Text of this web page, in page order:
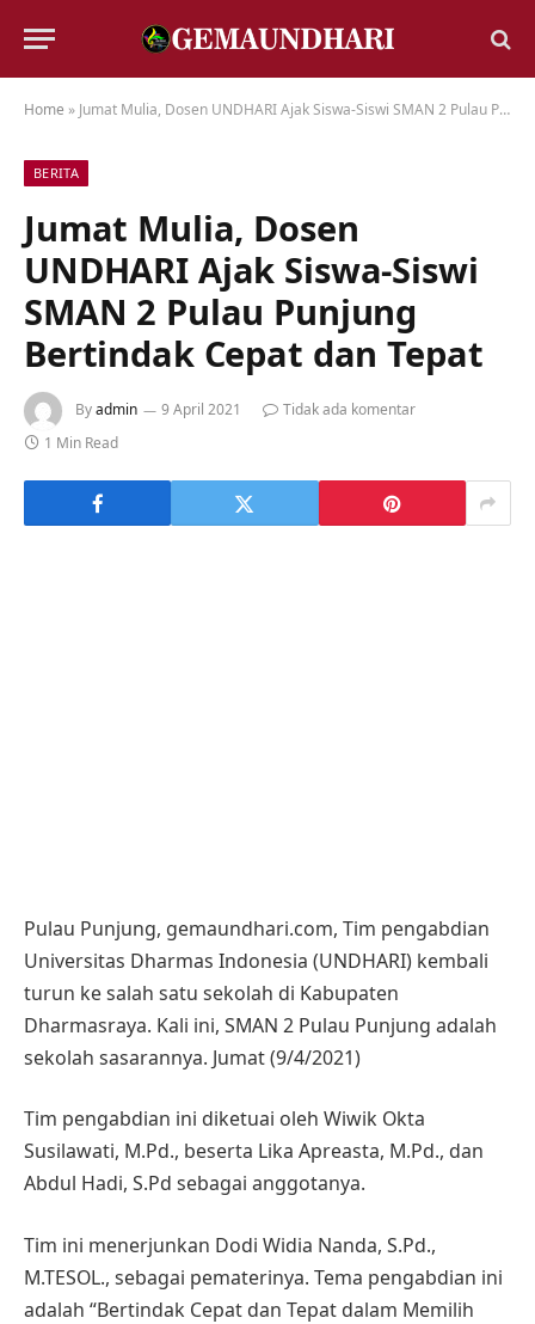
Home » Jumat Mulia, Dosen UNDHARI Ajak Siswa-Siswi SMAN 2 Pulau Punjung Bertindak Cepat dan Tepat
BERITA
Jumat Mulia, Dosen
UNDHARI Ajak Siswa-Siswi
SMAN 2 Pulau Punjung
Bertindak Cepat dan Tepat
Byadmin 9 April 2021
Tidak ada komentar
1 Min Read
Pulau Punjung, gemaundhari.com, Tim pengabdian
Universitas Dharmas Indonesia (UNDHARI) kembali
turun ke salah satu sekolah di Kabupaten
Dharmasraya. Kali ini, SMAN 2 Pulau Punjung adalah
sekolah sasarannya. Jumat (9/4/2021)
Tim pengabdian ini diketuai oleh Wiwik Okta
Susilawati, M.Pd., beserta Lika Apreasta, M.Pd., dan
Abdul Hadi, S.Pd sebagai anggotanya.
Tim ini menerjunkan Dodi Widia Nanda, S.Pd.,
M.TESOL., sebagai pematerinya. Tema pengabdian ini
adalah “Bertindak Cepat dan Tepat dalam Memilih